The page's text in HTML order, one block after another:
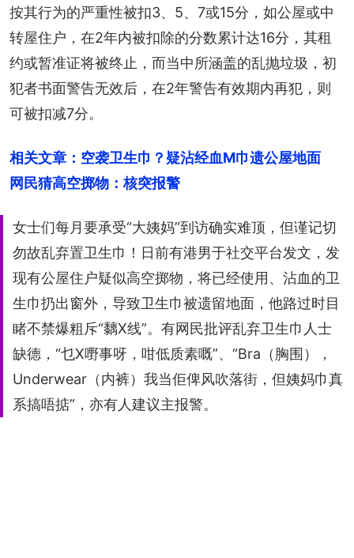
按其行为的严重性被扣3、5、7或15分，如公屋或中
转屋住户，在2年内被扣除的分数累计达16分，其租
约或暂准证将被终止，而当中所涵盖的乱抛垃圾，初
犯者书面警告无效后，在2年警告有效期内再犯，则
可被扣减7分。
相关文章：空袭卫生巾？疑沾经血M巾遗公屋地面
网民猜高空掷物：核突报警
女士们每月要承受“大姨妈”到访确实难顶，但谨记切
勿故乱弃置卫生巾！日前有港男于社交平台发文，发
现有公屋住户疑似高空掷物，将已经使用、沾血的卫
生巾扔出窗外，导致卫生巾被遗留地面，他路过时目
睹不禁爆粗斥“黐X线”。有网民批评乱弃卫生巾人士
缺德，“乜X嘢事呀，咁低质素嘅”、“Bra（胸围），
Underwear（内裤）我当佢俾风吹落街，但姨妈巾真
系搞唔掂”，亦有人建议主报警。